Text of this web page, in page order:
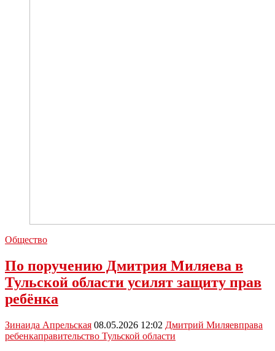
Общество
По поручению Дмитрия Миляева в
Тульской области усилят защиту прав
ребёнка
Зинаида Апрельская 08.05.2026 12:02 Дмитрий Миляевправа
ребенкаправительство Тульской области